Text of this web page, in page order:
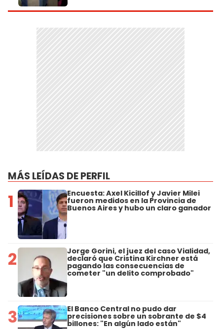
MÁS LEÍDAS DE PERFIL
1 Encuesta: Axel Kicillof y Javier Milei
fueron medidos en la Provincia de
Buenos Aires y hubo un claro ganador
2 Jorge Gorini, el juez del caso Vialidad,
declaró que Cristina Kirchner está
pagando las consecuencias de
cometer "un delito comprobado"
3 El Banco Central no pudo dar
precisiones sobre un sobrante de $4
billones: "En algún lado están"